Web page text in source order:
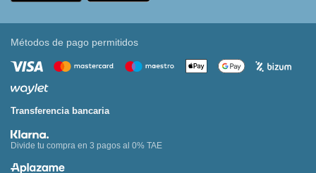
Métodos de pago permitidos
Transferencia bancaria
Divide tu compra en 3 pagos al 0% TAE